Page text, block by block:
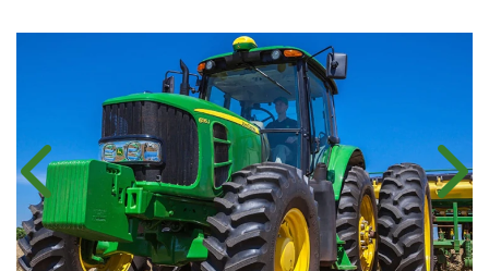
Anterior